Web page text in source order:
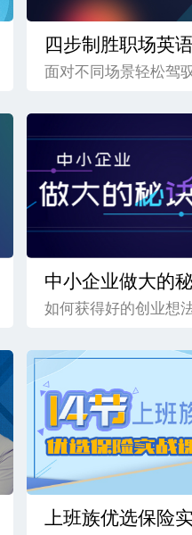
四步制胜职场英
面对不同场景轻松驾
中小企业做大的
如何获得好的创业想
上班族优选保险